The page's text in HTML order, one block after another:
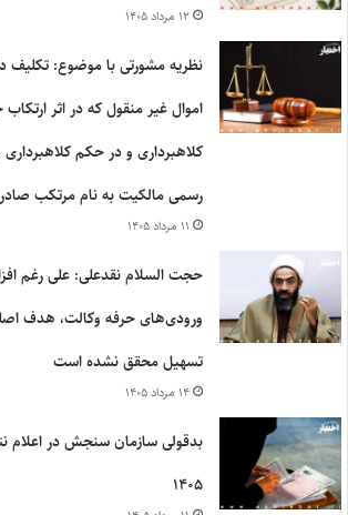
۱۲ مرداد ۱۴۰۵
نظریه مشورتی با موضوع: تکلیف
اموال غیر منقول که در اثر ارتکاب
کلاهبرداری و در حکم
رسمی مالکیت به نام مرتکب
۱۱ مرداد ۱۴۰۵
حجت السلام نقدعلی: علی رغم
ورودی‌های حرفه وکالت، هدف
تسهیل محقق نشده است
۱۴ مرداد ۱۴۰۵
بدقولی سازمان سنجش در اعلام
۱۴۰۵